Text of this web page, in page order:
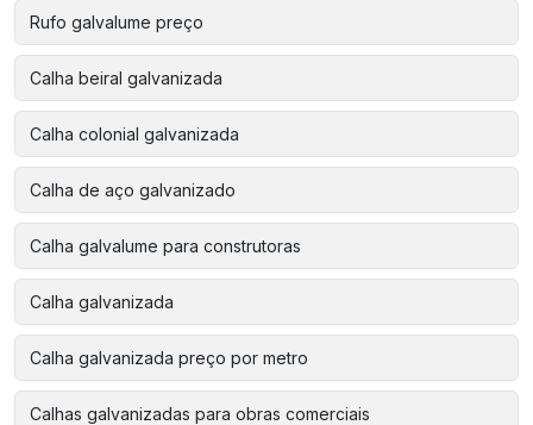
Rufo galvalume preço
Calha beiral galvanizada
Calha colonial galvanizada
Calha de aço galvanizado
Calha galvalume para construtoras
Calha galvanizada
Calha galvanizada preço por metro
Calhas galvanizadas para obras comerciais